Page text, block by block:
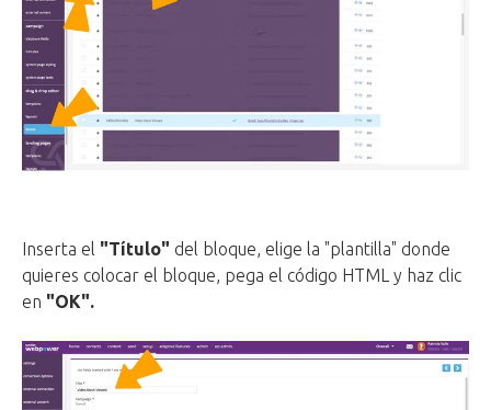
Inserta el "Título" del bloque, elige la "plantilla" donde
quieres colocar el bloque, pega el código HTML y haz clic
en "OK".